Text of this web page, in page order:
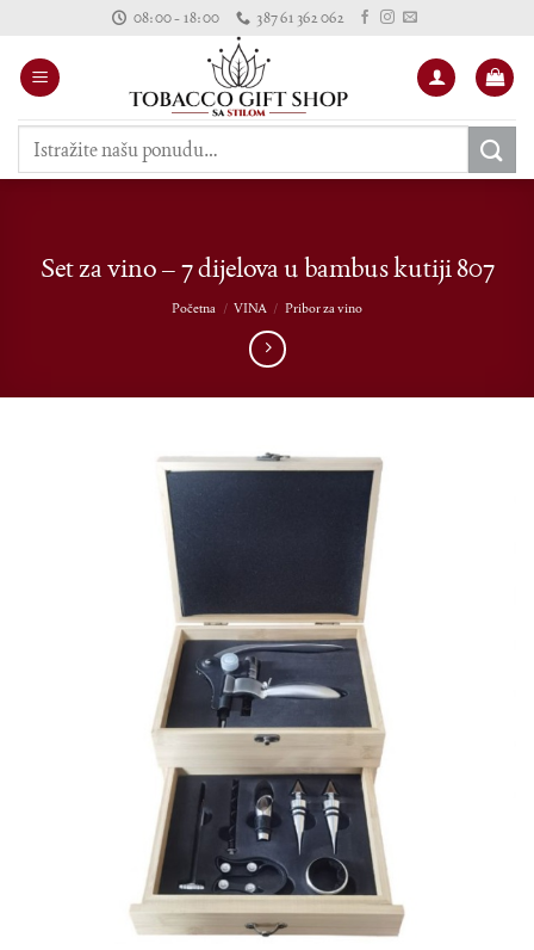
content
08:00 - 18:00 387 61 362 062
Pretraži:
Set za vino – 7 dijelova u bambus kutiji 807
Početna / VINA / Pribor za vino